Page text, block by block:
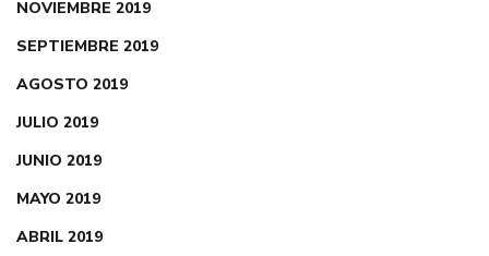
NOVIEMBRE 2019
SEPTIEMBRE 2019
AGOSTO 2019
JULIO 2019
JUNIO 2019
MAYO 2019
ABRIL 2019